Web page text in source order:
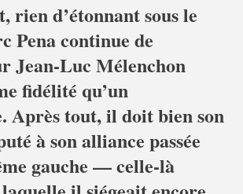
rien d’étonnant sous le
Pena continue de
Jean-Luc Mélenchon
fidélité qu’un
Après tout, il doit bien son
à son alliance passée
gauche — celle-là